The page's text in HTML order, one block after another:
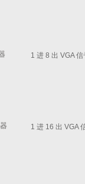
1 进 8 出 VGA
1 进 16 出 VGA